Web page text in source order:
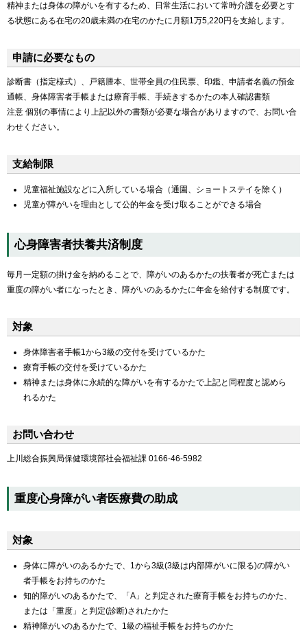
精神または身体の障がいを有するため、日常生活において常時介護を必要とす
る状態にある在宅の20歳未満の在宅のかたに月額1万5,220円を支給します。
申請に必要なもの
診断書（指定様式）、戸籍謄本、世帯全員の住民票、印鑑、申請者名義の預金
通帳、身体障害者手帳または療育手帳、手続きするかたの本人確認書類
注意 個別の事情により上記以外の書類が必要な場合がありますので、お問い合
わせください。
支給制限
児童福祉施設などに入所している場合（通園、ショートステイを除く）
児童が障がいを理由として公的年金を受け取ることができる場合
心身障害者扶養共済制度
毎月一定額の掛け金を納めることで、障がいのあるかたの扶養者が死亡または
重度の障がい者になったとき、障がいのあるかたに年金を給付する制度です。
対象
身体障害者手帳1から3級の交付を受けているかた
療育手帳の交付を受けているかた
精神または身体に永続的な障がいを有するかたで上記と同程度と認めら
れるかた
お問い合わせ
上川総合振興局保健環境部社会福祉課 0166-46-5982
重度心身障がい者医療費の助成
対象
身体に障がいのあるかたで、1から3級(3級は内部障がいに限る)の障がい
者手帳をお持ちのかた
知的障がいのあるかたで、「A」と判定された療育手帳をお持ちのかた、
または「重度」と判定(診断)されたかた
精神障がいのあるかたで、1級の福祉手帳をお持ちのかた